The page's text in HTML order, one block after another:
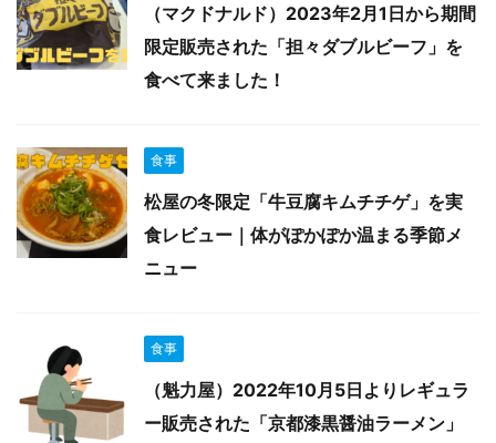
（マクドナルド）2023年2月1日から期間
限定販売された「担々ダブルビーフ」を
食べて来ました！
食事
松屋の冬限定「牛豆腐キムチチゲ」を実
食レビュー｜体がぽかぽか温まる季節メ
ニュー
食事
（魁力屋）2022年10月5日よりレギュラ
ー販売された「京都漆黒醤油ラーメン」